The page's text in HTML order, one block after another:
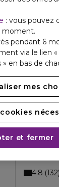
Eau de
4.8 132
: vous pouvez
moment.
pendant 6
via le lien «
en bas de
mes
et fermer